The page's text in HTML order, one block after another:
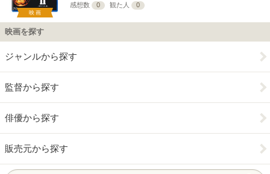
映画
感想数 0 観た人 0
映画を探す
ジャンルから探す
監督から探す
俳優から探す
販売元から探す